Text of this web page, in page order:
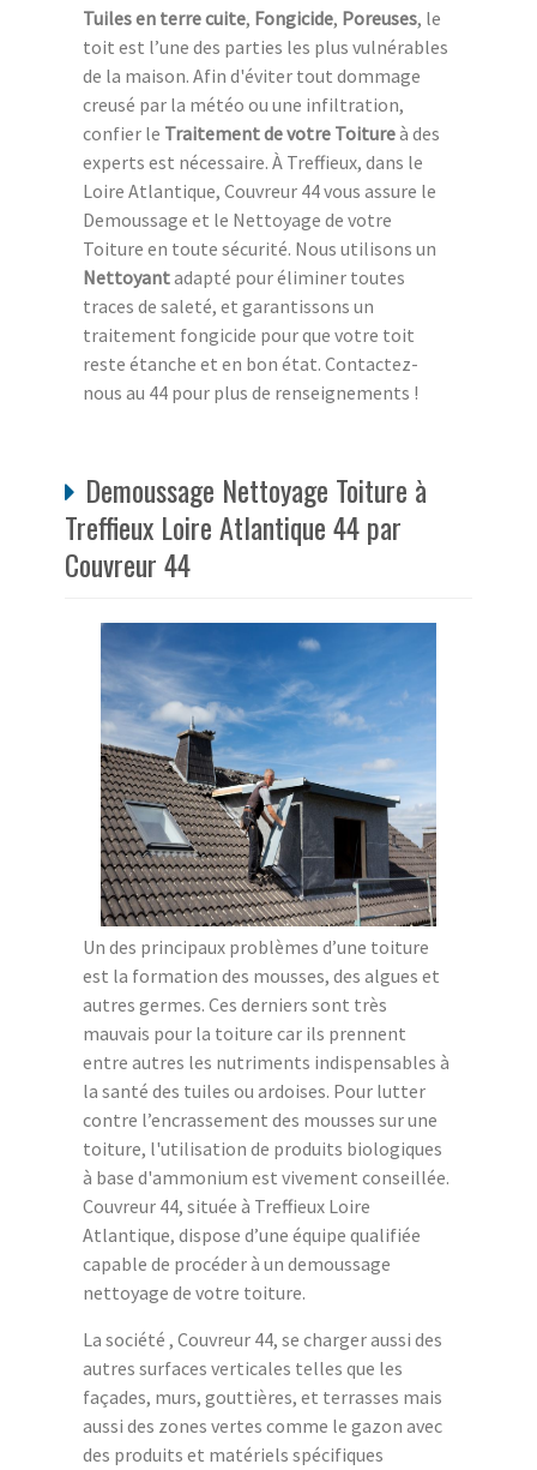
Tuiles en terre cuite, Fongicide, Poreuses, le
toit est l’une des parties les plus vulnérables
de la maison. Afin d'éviter tout dommage
creusé par la météo ou une infiltration,
confier le Traitement de votre Toitureà des
experts est nécessaire. À Treffieux, dans le
Loire Atlantique, Couvreur 44 vous assure le
Demoussage et le Nettoyage de votre
Toiture en toute sécurité. Nous utilisons un
Nettoyantadapté pour éliminer toutes
traces de saleté, et garantissons un
traitement fongicide pour que votre toit
reste étanche et en bon état. Contactez-
nous au 44 pour plus de renseignements !
Demoussage Nettoyage Toiture à
Treffieux Loire Atlantique 44 par
Couvreur 44
Un des principaux problèmes d’une toiture
est la formation des mousses, des algues et
autres germes. Ces derniers sont très
mauvais pour la toiture car ils prennent
entre autres les nutriments indispensables à
la santé des tuiles ou ardoises. Pour lutter
contre l’encrassement des mousses sur une
toiture, l'utilisation de produits biologiques
à base d'ammonium est vivement conseillée.
Couvreur 44, située à Treffieux Loire
Atlantique, dispose d’une équipe qualifiée
capable de procéder à un demoussage
nettoyage de votre toiture.
La société , Couvreur 44, se charger aussi des
autres surfaces verticales telles que les
façades, murs, gouttières, et terrasses mais
aussi des zones vertes comme le gazon avec
des produits et matériels spécifiques